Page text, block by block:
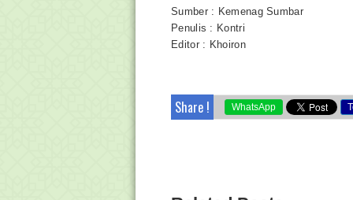
Sumber : Kemenag Sumbar
Penulis : Kontri
Editor : Khoiron
Share ! WhatsApp